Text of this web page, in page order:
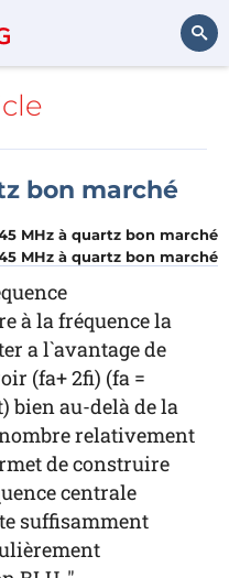
bon marché
MHz à quartz bon marché
à la fréquence la
a l`avantage de
(fa+ 2fi) (fa =
bien au-delà de la
relativement
de construire
centrale
suffisamment